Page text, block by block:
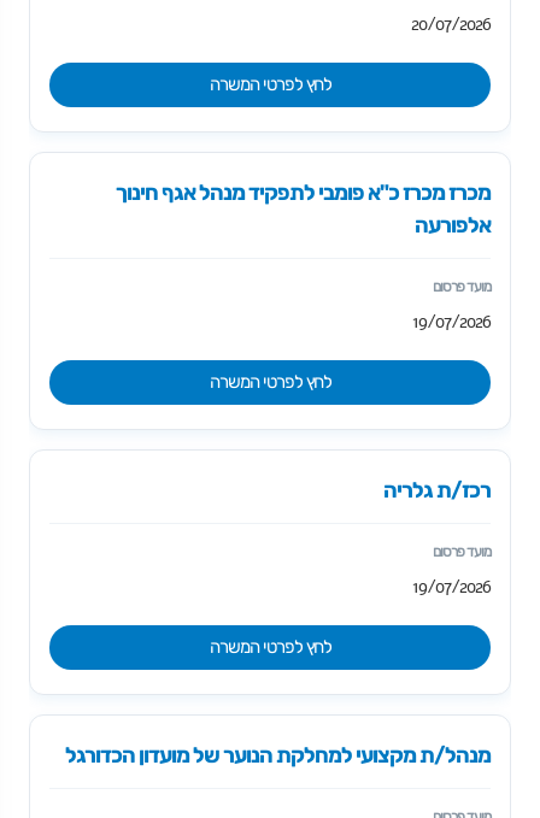
20/07/2026
לחץ לפרטי המשרה
מכרז מכרז כ"א פומבי לתפקיד מנהל אגף חינוך
אלפורעה
19/07/2026
לחץ לפרטי המשרה
רכז/ת גלריה
19/07/2026
לחץ לפרטי המשרה
מנהל/ת מקצועי למחלקת הנוער של מועדון הכדורגל